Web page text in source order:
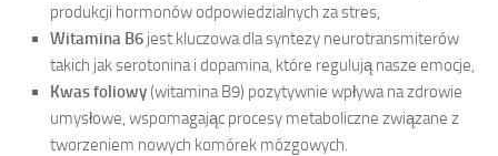
produkcji hormonów odpowiedzialnych za stres,
Witamina B6 jest kluczowa dla syntezy neurotransmiterów
takich jak serotonina i dopamina, które regulują nasze emocje,
Kwas foliowy(witamina B9) pozytywnie wpływa na zdrowie
umysłowe, wspomagając procesy metaboliczne związane z
tworzeniem nowych komórek mózgowych.